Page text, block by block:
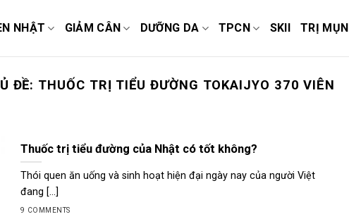
NHẬT GIẢM CÂN DƯỠNG DA TPCN SKII TRỊ MỤN
ĐỀ: THUỐC TRỊ TIỂU ĐƯỜNG TOKAIJYO 370 VIÊN
Thuốc trị tiểu đường của Nhật có tốt không?
Thói quen ăn uống và sinh hoạt hiện đại ngày nay của người Việt
đang [...]
9 COMMENTS